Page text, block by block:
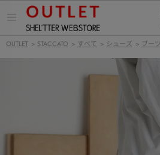
ー
OUTLET > STACCATO > すべて > シューズ > ブーツ